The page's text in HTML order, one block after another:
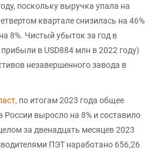
поскольку выручка упала на
квартале снизилась на 46%
8%. Чистый убыток за год в
в USD884 млн в 2022 году)
незавершенного завода в
, по итогам 2023 года общее
России выросло на 8% и составило
за двенадцать месяцев 2023
ПЭТ наработано 656,26